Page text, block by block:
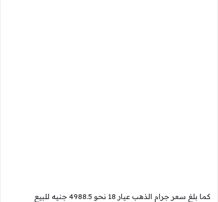
كما بلغ سعر جرام الذهب عيار 18 نحو 4988.5 جنيه للبيع